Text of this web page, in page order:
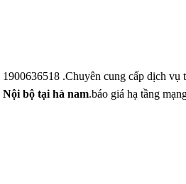
.Chuyên cung cấp dịch vụ
Nội bộ tại hà nam.báo giá hạ tầng